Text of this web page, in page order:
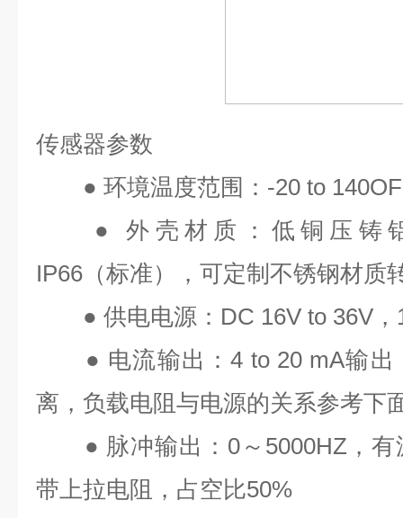
传感器参数
● 环境温度范围： -20 to
●外壳材质：低铜压铸
IP66 （标准），可定制不锈钢材质
● 供电电源： DC 16V to 36V ，
● 电流输出：4 to 20 mA输出
离，负载电阻与电源的关系参考下
● 脉冲输出： 0～ 5000HZ ，
带上拉电阻，占空比50%